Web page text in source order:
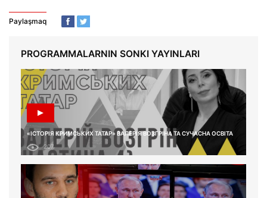
Paylaşmaq
PROGRAMMALARNIN SONKI YAYINLARI
«ІСТОРІЯ КРИМСЬКИХ ТАТАР» ВАЛЕРІЯ ВОЗГРІНА ТА СУЧАСНА ОСВІТА
207